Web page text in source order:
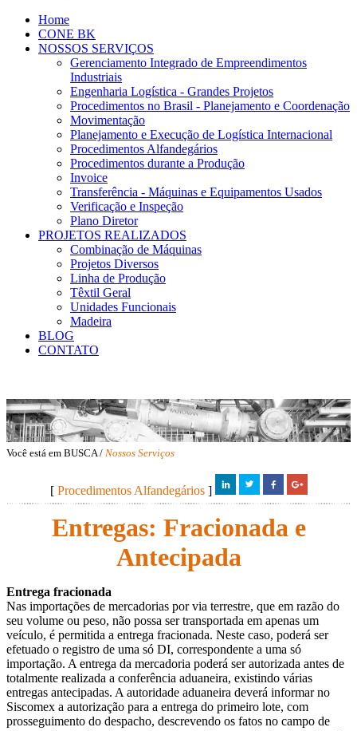
Home
CONE BK
NOSSOS SERVIÇOS
Gerenciamento Integrado de Empreendimentos
Industriais
Engenharia Logística - Grandes Projetos
Procedimentos no Brasil - Planejamento e Coordenação
Movimentação
Planejamento e Execução de Logística Internacional
Procedimentos Alfandegários
Procedimentos durante a Produção
Invoice
Transferência - Máquinas e Equipamentos Usados
Verificação e Inspeção
Plano Diretor
PROJETOS REALIZADOS
Combinação de Máquinas
Projetos Diversos
Linha de Produção
Têxtil Geral
Unidades Funcionais
Madeira
BLOG
CONTATO
Você está em BUSCA / Nossos Serviços
[ Procedimentos Alfandegários]
Entregas: Fracionada e
Antecipada
Entrega fracionada
Nas importações de mercadorias por via terrestre, que em razão do
seu volume ou peso, não possa ser transportada em apenas um
veículo, é permitida a entrega fracionada. Neste caso, poderá ser
efetuado o registro de uma só DI, correspondente a uma só
importação. A entrega da mercadoria poderá ser autorizada antes de
totalmente realizada a conferência aduaneira, existindo várias
entregas antecipadas. A autoridade aduaneira deverá informar no
Siscomex a autorização para a entrega do primeiro lote, com
prosseguimento do despacho, descrevendo os fatos no campo de